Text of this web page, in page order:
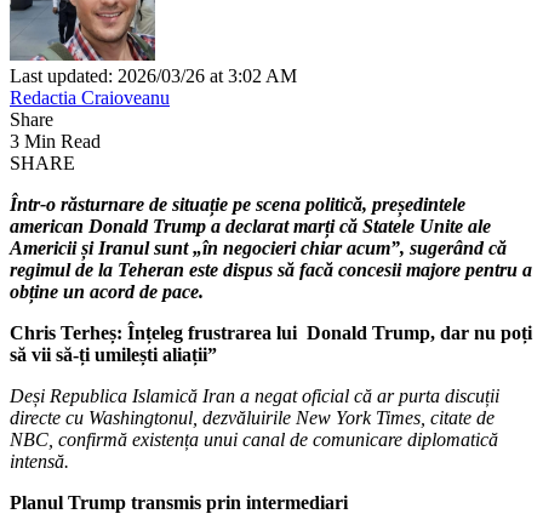
Last updated: 2026/03/26 at 3:02 AM
Redactia Craioveanu
Share
3 Min Read
SHARE
Într-o răsturnare de situație pe scena politică, președintele
american Donald Trump a declarat marți că Statele Unite ale
Americii și Iranul sunt „în negocieri chiar acum”, sugerând că
regimul de la Teheran este dispus să facă concesii majore pentru a
obține un acord de pace.
Chris Terheș: Înțeleg frustrarea lui Donald Trump, dar nu poți
să vii să-ți umilești aliații”
Deși Republica Islamică Iran a negat oficial că ar purta discuții
directe cu Washingtonul, dezvăluirile New York Times, citate de
NBC, confirmă existența unui canal de comunicare diplomatică
intensă.
Planul Trump transmis prin intermediari